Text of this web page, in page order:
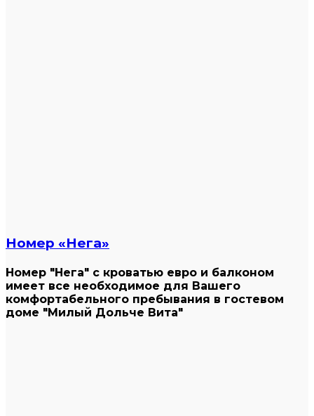
Номер «Нега»
Номер "Нега" с кроватью евро и балконом
имеет все необходимое для Вашего
комфортабельного пребывания в гостевом
доме "Милый Дольче Вита"